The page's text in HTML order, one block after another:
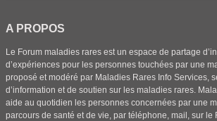
A PROPOS
Le Forum maladies rares est un espace de partage
d’expériences pour les personnes touchées par une
proposé et modéré par Maladies Rares Info Services,
d’information et de soutien sur les maladies rares.
aide au quotidien les personnes concernées par une
parcours de santé et de vie, par téléphone, mail, sur le